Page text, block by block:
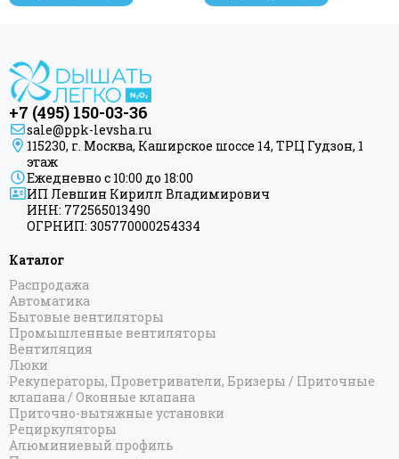
+7 (495) 150-03-36
sale@ppk-levsha.ru
115230, г. Москва, Каширское шоссе 14, ТРЦ Гудзон, 1
этаж
Ежедневно с 10:00 до 18:00
ИП Левшин Кирилл Владимирович
ИНН: 772565013490
ОГРНИП: 305770000254334
Каталог
Распродажа
Автоматика
Бытовые вентиляторы
Промышленные вентиляторы
Вентиляция
Люки
Рекуператоры, Проветриватели, Бризеры / Приточные
клапана / Оконные клапана
Приточно-вытяжные установки
Рециркуляторы
Алюминиевый профиль